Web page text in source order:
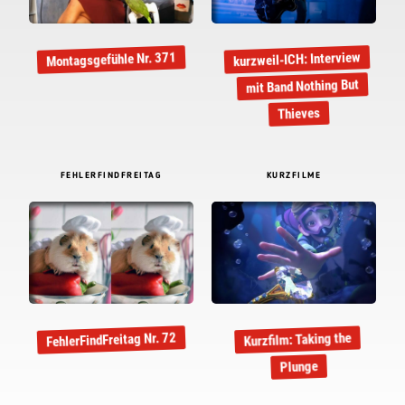
Montagsgefühle Nr. 371 kurzweil-ICH: Interview
mit Band Nothing But
Thieves
FEHLERFINDFREITAG
FehlerFindFreitag Nr. 72
KURZFILME
Kurzfilm: Taking the
Plunge